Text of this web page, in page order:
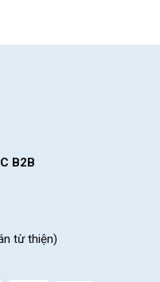
Hot Girl 12 Inch
trên thị trường thường lắp
30km/h.
12 Inch
thân thiện với môi trường.
h chỉ trong một lần nạp
B2B
từ thiện)